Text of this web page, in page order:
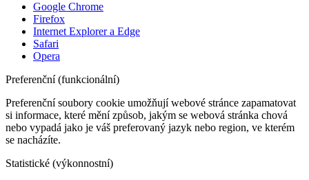
Google Chrome
Firefox
Internet Explorer a Edge
Safari
Opera
Preferenční (funkcionální)
Preferenční soubory cookie umožňují webové stránce zapamatovat
si informace, které mění způsob, jakým se webová stránka chová
nebo vypadá jako je váš preferovaný jazyk nebo region, ve kterém
se nacházíte.
Statistické (výkonnostní)